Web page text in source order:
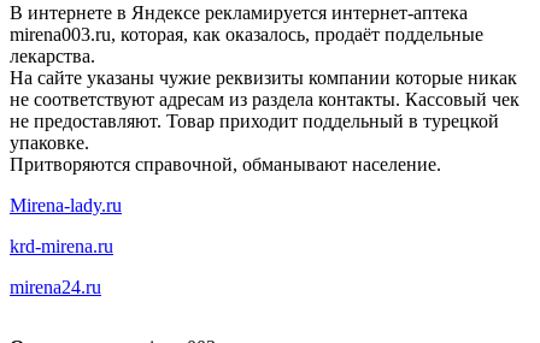
В интернете в Яндексе рекламируется интернет-аптека
mirena003.ru, которая, как оказалось, продаёт поддельные
лекарства.
На сайте указаны чужие реквизиты компании которые никак
не соответствуют адресам из раздела контакты. Кассовый чек
не предоставляют. Товар приходит поддельный в турецкой
упаковке.
Притворяются справочной, обманывают население.
Mirena-lady.ru
krd-mirena.ru
mirena24.ru